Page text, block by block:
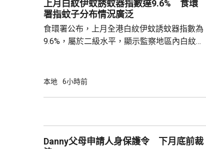
上月白紋伊蚊誘蚊器指數達9.6% 食環
署指蚊子分布情況廣泛
食環署公布，上月全港白紋伊蚊誘蚊器指數為
9.6%，屬於二級水平，顯示監察地區內白紋伊
德、長沙灣及馬鞍山，大多位於區內的私人住
加強防蚊及滅蚊工作；原先在分區誘蚊器指數
達20%時啓動的強化控蚊工...
本地 6小時前
Danny父母申請人身保護令 下月底前裁